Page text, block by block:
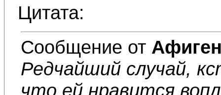
Цитата:
Сообщение от
Редчайший случай,
что ей нравится